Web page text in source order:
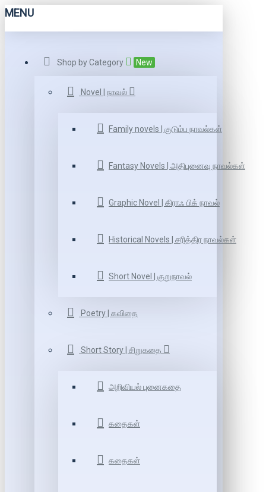
MENU
Shop by Category New
Novel | நாவல்
Family novels | குடும்ப நாவல்கள்
Fantasy Novels | அதிபுனைவு நாவல்கள்
Graphic Novel | கிராஃ பிக் நாவல்
Historical Novels | சரித்திர நாவல்கள்
Short Novel | குறுநாவல்
Poetry | கவிதை
Short Story | சிறுகதை
அறிவியல் புனைகதை
கதைகள்
கதைகள்